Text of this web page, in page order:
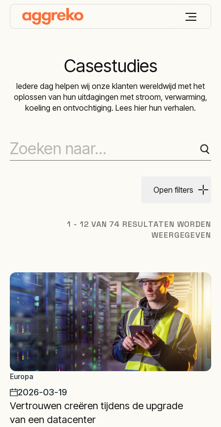
Casestudies
Iedere dag helpen wij onze klanten wereldwijd met het
oplossen van hun uitdagingen met stroom, verwarming,
koeling en ontvochtiging. Lees hier hun verhalen.
Open filters
1 - 12 VAN 74 RESULTATEN WORDEN
WEERGEGEVEN
Europa
2026-03-19
Vertrouwen creëren tijdens de upgrade
van een datacenter